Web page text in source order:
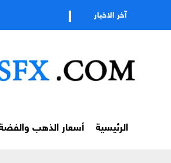
آخر الاخبار
الرئيسية أسعار الذهب